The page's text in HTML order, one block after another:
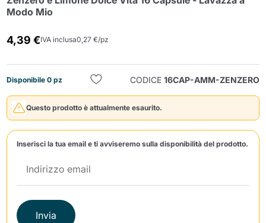
Modo Mio
4,39 €IVA inclusa0,27 €/pz
Disponibile 0 pz CODICE 16CAP-AMM-ZENZERO
Questo prodotto è attualmente esaurito.
Inserisci la tua email e ti avviseremo sulla disponibilità del prodotto.
Invia
Invia